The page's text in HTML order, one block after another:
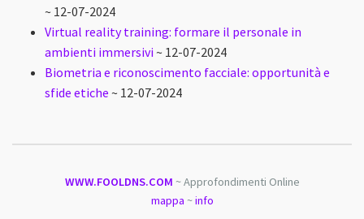
~ 12-07-2024
Virtual reality training: formare il personale in
ambienti immersivi~ 12-07-2024
Biometria e riconoscimento facciale: opportunità e
sfide etiche ~ 12-07-2024
WWW.FOOLDNS.COM ~ Approfondimenti Online
mappa ~info